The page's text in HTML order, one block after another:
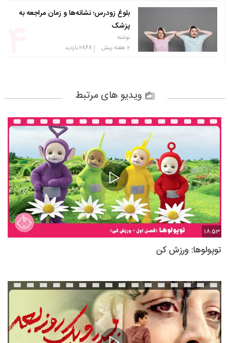
بلوغ زودرس؛ نشانه‌ها و زمان مراجعه به
پزشک
نوشته
2 هفته پیش
|
2868بازدید
ویدیو های مرتبط
18:53
توپولوها: ورزش کن